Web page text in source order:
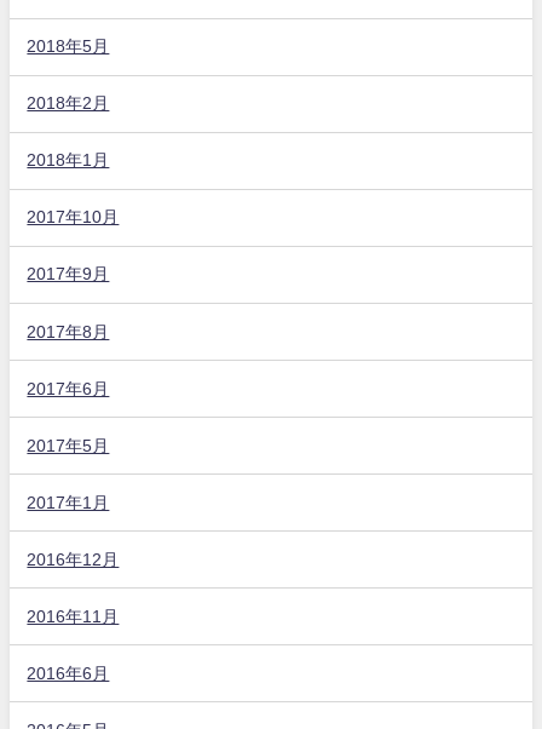
2018年5月
2018年2月
2018年1月
2017年10月
2017年9月
2017年8月
2017年6月
2017年5月
2017年1月
2016年12月
2016年11月
2016年6月